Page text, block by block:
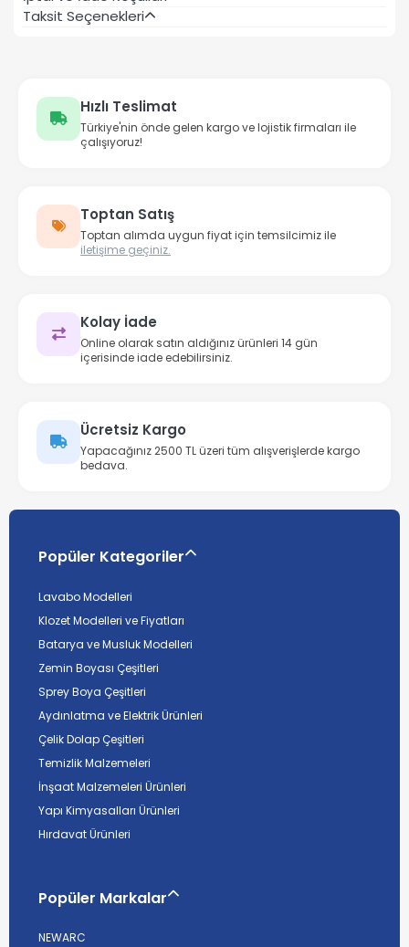
Taksit Seçenekleri
Hızlı Teslimat
Türkiye'nin önde gelen kargo ve lojistik firmaları ile
çalışıyoruz!
Toptan Satış
Toptan alımda uygun fiyat için temsilcimiz ile
iletişime geçiniz.
Kolay İade
Online olarak satın aldığınız ürünleri 14 gün
içerisinde iade edebilirsiniz.
Ücretsiz Kargo
Yapacağınız 2500 TL üzeri tüm alışverişlerde kargo
bedava.
Popüler Kategoriler
Lavabo Modelleri
Klozet Modelleri ve Fiyatları
Batarya ve Musluk Modelleri
Zemin Boyası Çeşitleri
Sprey Boya Çeşitleri
Aydınlatma ve Elektrik Ürünleri
Çelik Dolap Çeşitleri
Temizlik Malzemeleri
İnşaat Malzemeleri Ürünleri
Yapı Kimyasalları Ürünleri
Hırdavat Ürünleri
Popüler Markalar
NEWARC